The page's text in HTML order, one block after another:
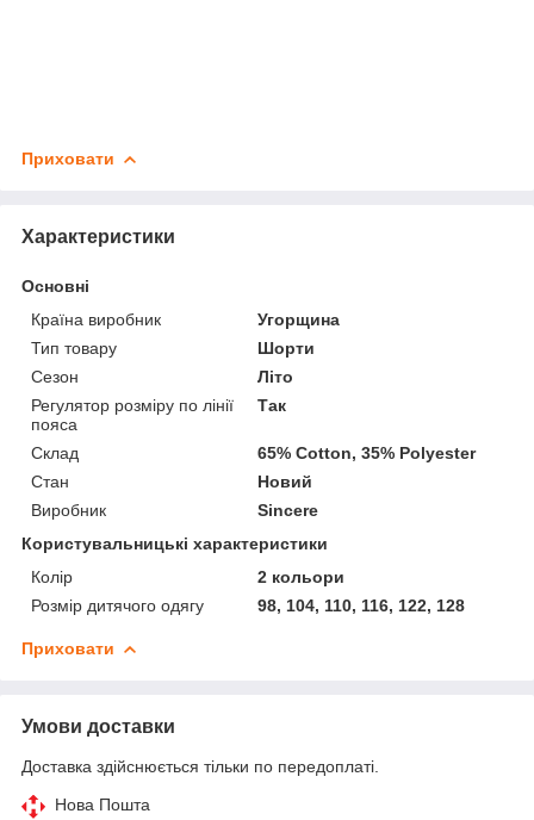
Приховати
Характеристики
Основні
Країна виробник
Угорщина
Тип товару
Шорти
Сезон
Літо
Регулятор розміру по лінії
пояса
Так
Склад
65% Cotton, 35% Polyester
Стан
Новий
Виробник
Sincere
Користувальницькі характеристики
Колір
2 кольори
Розмір дитячого одягу
98, 104, 110, 116, 122, 128
Приховати
Умови доставки
Доставка здійснюється тільки по передоплаті.
Нова Пошта